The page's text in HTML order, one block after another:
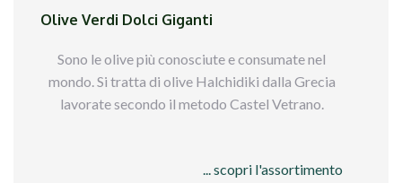
Olive Verdi Dolci Giganti
Sono le olive più conosciute e consumate nel
mondo. Si tratta di olive Halchidiki dalla Grecia
lavorate secondo il metodo Castel Vetrano.
queste olive... scopri l'assortimento